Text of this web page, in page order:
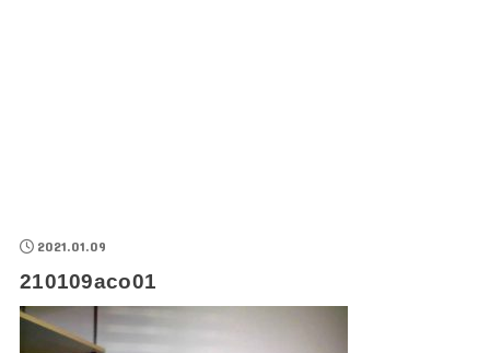
2021.01.09
210109aco01